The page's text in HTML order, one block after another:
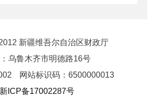
福利项目，其中2024年
彩公益金共安排老年人
项目48个，使用资金
新疆维吾尔自治区财政厅
乌鲁木齐市明德路16号
网站标识码：6500000013
新ICP备17002287号